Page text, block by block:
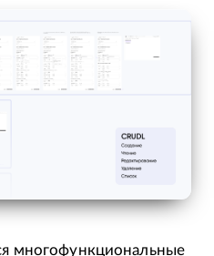
многофункциональные